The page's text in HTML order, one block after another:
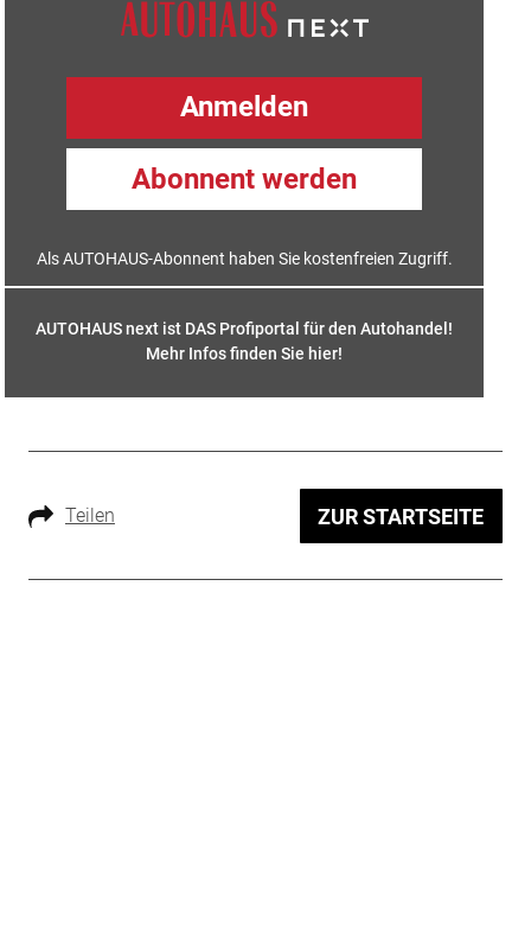
Anmelden
Abonnent werden
Als AUTOHAUS-Abonnent haben Sie kostenfreien Zugriff.
AUTOHAUS next ist DAS Profiportal für den Autohandel!
Mehr Infos finden Sie hier!
Teilen ZUR STARTSEITE